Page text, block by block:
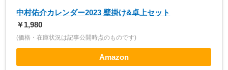
中村佑介カレンダー2023 壁掛け&卓上セット
￥1,980
(価格・在庫状況は記事公開時点のものです)
Amazon